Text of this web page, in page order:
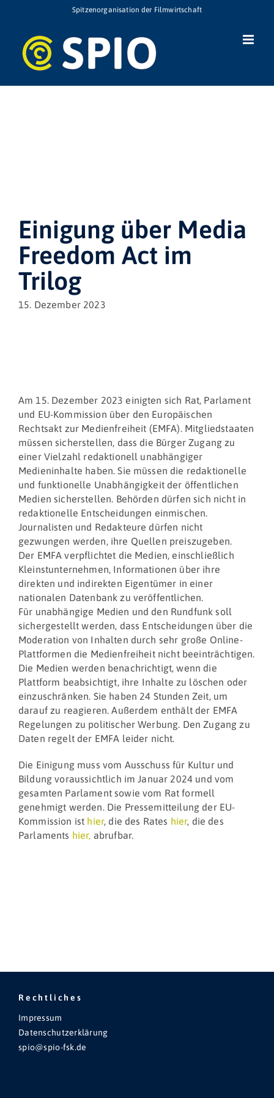
springen
Spitzenorganisation der Filmwirtschaft
Einigung über Media
Freedom Act im
Trilog
15. Dezember 2023
Am 15. Dezember 2023 einigten sich Rat, Parlament
und EU-Kommission über den Europäischen
Rechtsakt zur Medienfreiheit (EMFA). Mitgliedstaaten
müssen sicherstellen, dass die Bürger Zugang zu
einer Vielzahl redaktionell unabhängiger
Medieninhalte haben. Sie müssen die redaktionelle
und funktionelle Unabhängigkeit der öffentlichen
Medien sicherstellen. Behörden dürfen sich nicht in
redaktionelle Entscheidungen einmischen.
Journalisten und Redakteure dürfen nicht
gezwungen werden, ihre Quellen preiszugeben.
Der EMFA verpflichtet die Medien, einschließlich
Kleinstunternehmen, Informationen über ihre
direkten und indirekten Eigentümer in einer
nationalen Datenbank zu veröffentlichen.
Für unabhängige Medien und den Rundfunk soll
sichergestellt werden, dass Entscheidungen über die
Moderation von Inhalten durch sehr große Online-
Plattformen die Medienfreiheit nicht beeinträchtigen.
Die Medien werden benachrichtigt, wenn die
Plattform beabsichtigt, ihre Inhalte zu löschen oder
einzuschränken. Sie haben 24 Stunden Zeit, um
darauf zu reagieren. Außerdem enthält der EMFA
Regelungen zu politischer Werbung. Den Zugang zu
Daten regelt der EMFA leider nicht.
Die Einigung muss vom Ausschuss für Kultur und
Bildung voraussichtlich im Januar 2024 und vom
gesamten Parlament sowie vom Rat formell
genehmigt werden. Die Pressemitteilung der EU-
Kommission ist hier, die des Rates hier, die des
Parlaments hier, abrufbar.
Rechtliches
Impressum
Datenschutzerklärung
spio@spio-fsk.de